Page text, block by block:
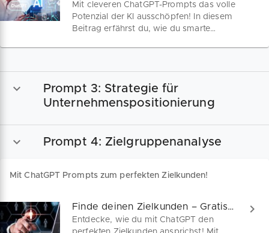
Mit cleveren ChatGPT-Prompts das volle
Potenzial der KI ausschöpfen! In diesem
Beitrag erfährst du, wie du smarte
technisches Vorwissen!
Prompt 3: Strategie für
Unternehmenspositionierung
Prompt 4: Zielgruppenanalyse
Mit ChatGPT Prompts zum perfekten Zielkunden!
Finde deinen Zielkunden – Gratis ChatGPT Checkliste!
Entdecke, wie du mit ChatGPT den